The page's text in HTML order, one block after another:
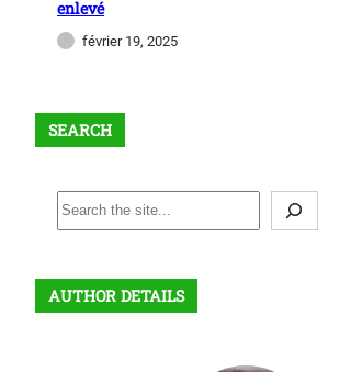
enlevé
février 19, 2025
SEARCH
S
e
r
c
AUTHOR DETAILS